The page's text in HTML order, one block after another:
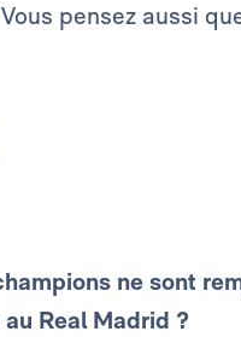
pensez aussi
ne sont
Real Madrid ?